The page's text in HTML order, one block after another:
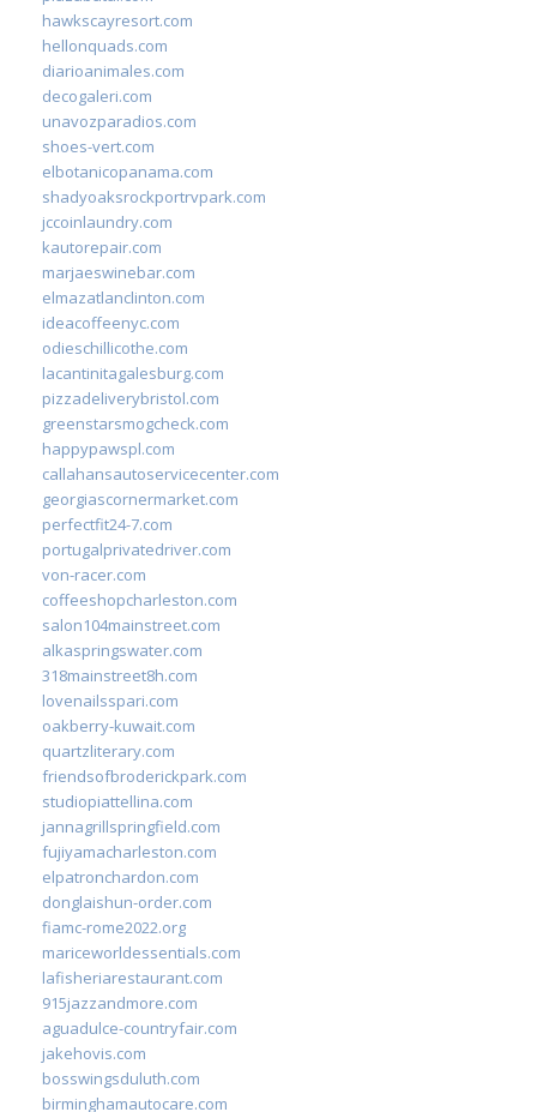
hawkscayresort.com
hellonquads.com
diarioanimales.com
decogaleri.com
unavozparadios.com
shoes-vert.com
elbotanicopanama.com
shadyoaksrockportrvpark.com
jccoinlaundry.com
kautorepair.com
marjaeswinebar.com
elmazatlanclinton.com
ideacoffeenyc.com
odieschillicothe.com
lacantinitagalesburg.com
pizzadeliverybristol.com
greenstarsmogcheck.com
happypawspl.com
callahansautoservicecenter.com
georgiascornermarket.com
perfectfit24-7.com
portugalprivatedriver.com
von-racer.com
coffeeshopcharleston.com
salon104mainstreet.com
alkaspringswater.com
318mainstreet8h.com
lovenailsspari.com
oakberry-kuwait.com
quartzliterary.com
friendsofbroderickpark.com
studiopiattellina.com
jannagrillspringfield.com
fujiyamacharleston.com
elpatronchardon.com
donglaishun-order.com
fiamc-rome2022.org
mariceworldessentials.com
lafisheriarestaurant.com
915jazzandmore.com
aguadulce-countryfair.com
jakehovis.com
bosswingsduluth.com
birminghamautocare.com